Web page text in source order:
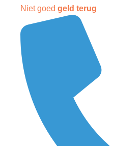
Niet goed geld terug